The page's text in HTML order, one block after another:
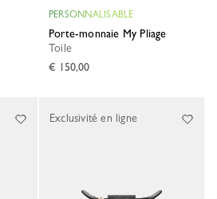
PERSONNALISABLE
Porte-monnaie My Pliage
Toile
€ 150,00
Exclusivité en ligne